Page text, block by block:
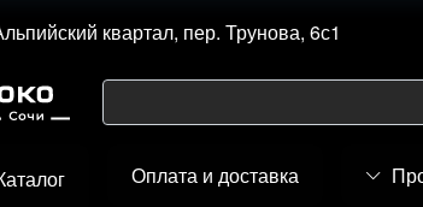
квартал, пер. Трунова, 6с1
Оплата и доставка